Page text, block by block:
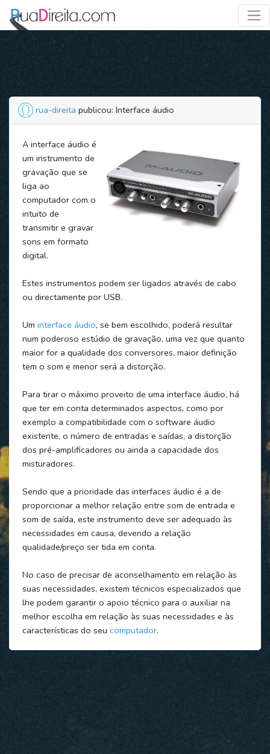
rua-direita publicou: Interface áudio
A interface áudio é
um instrumento de
gravação que se
liga ao
computador com o
intuito de
transmitir e gravar
sons em formato
digital.
Estes instrumentos podem ser ligados através de cabo
ou directamente por USB.
Um interface áudio, se bem escolhido, poderá resultar
num poderoso estúdio de gravação, uma vez que quanto
maior for a qualidade dos conversores, maior definição
tem o som e menor será a distorção.
Para tirar o máximo proveito de uma interface áudio, há
que ter em conta determinados aspectos, como por
exemplo a compatibilidade com o software áudio
existente, o número de entradas e saídas, a distorção
dos pré-amplificadores ou ainda a capacidade dos
misturadores.
Sendo que a prioridade das interfaces áudio é a de
proporcionar a melhor relação entre som de entrada e
som de saída, este instrumento deve ser adequado às
necessidades em causa, devendo a relação
qualidade/preço ser tida em conta.
No caso de precisar de aconselhamento em relação às
suas necessidades, existem técnicos especializados que
lhe podem garantir o apoio técnico para o auxiliar na
melhor escolha em relação às suas necessidades e às
características do seu computador.